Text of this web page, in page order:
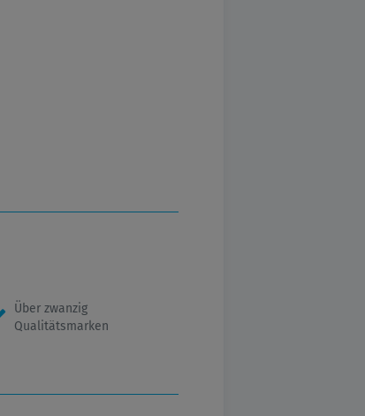
Über zwanzig
Qualitätsmarken